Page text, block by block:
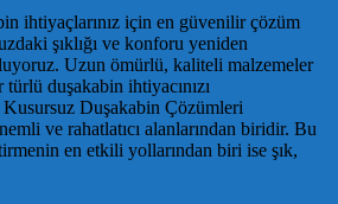
ihtiyaçlarınız için en güvenilir çözüm
şıklığı ve konforu yeniden
Uzun ömürlü, kaliteli malzemeler
duşakabin ihtiyacınızı
Kusursuz Duşakabin Çözümleri
ve rahatlatıcı alanlarından biridir. Bu
en etkili yollarından biri ise şık,